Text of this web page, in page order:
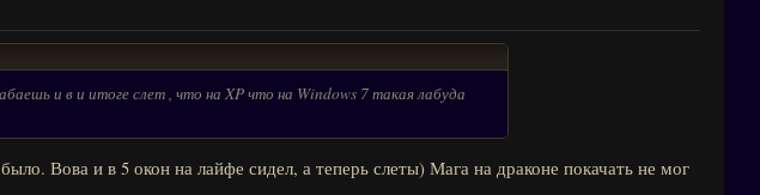
и в и итоге слет , что на XP что на Windows 7 такая лабуда
Вова и в 5 окон на лайфе сидел, а теперь слеты) Мага на драконе покачать не мог